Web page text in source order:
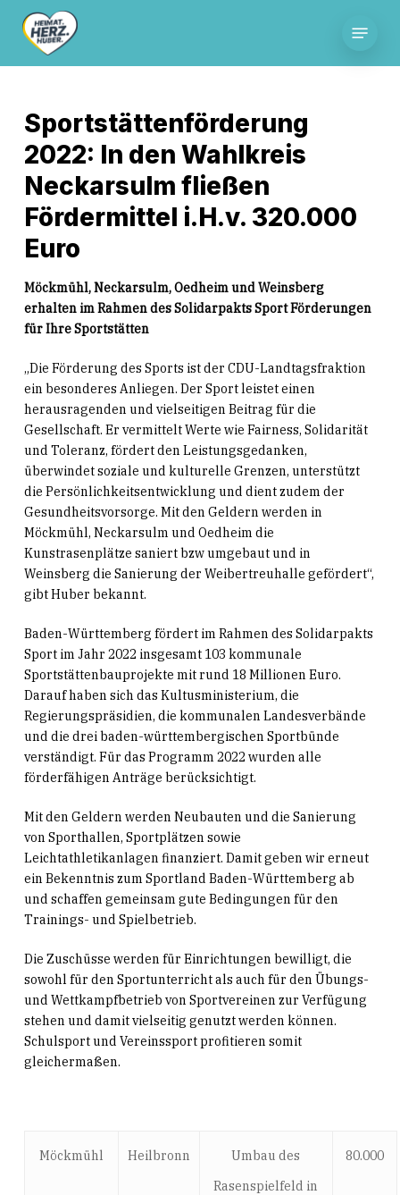
content
Sportstättenförderung
2022: In den Wahlkreis
Neckarsulm fließen
Fördermittel i.H.v. 320.000
Euro
Möckmühl, Neckarsulm, Oedheim und Weinsberg
erhalten im Rahmen des Solidarpakts Sport Förderungen
für Ihre Sportstätten
„Die Förderung des Sports ist der CDU-Landtagsfraktion
ein besonderes Anliegen. Der Sport leistet einen
herausragenden und vielseitigen Beitrag für die
Gesellschaft. Er vermittelt Werte wie Fairness, Solidarität
und Toleranz, fördert den Leistungsgedanken,
überwindet soziale und kulturelle Grenzen, unterstützt
die Persönlichkeitsentwicklung und dient zudem der
Gesundheitsvorsorge. Mit den Geldern werden in
Möckmühl, Neckarsulm und Oedheim die
Kunstrasenplätze saniert bzw umgebaut und in
Weinsberg die Sanierung der Weibertreuhalle gefördert“,
gibt Huber bekannt.
Baden-Württemberg fördert im Rahmen des Solidarpakts
Sport im Jahr 2022 insgesamt 103 kommunale
Sportstättenbauprojekte mit rund 18 Millionen Euro.
Darauf haben sich das Kultusministerium, die
Regierungspräsidien, die kommunalen Landesverbände
und die drei baden-württembergischen Sportbünde
verständigt. Für das Programm 2022 wurden alle
förderfähigen Anträge berücksichtigt.
Mit den Geldern werden Neubauten und die Sanierung
von Sporthallen, Sportplätzen sowie
Leichtathletikanlagen finanziert. Damit geben wir erneut
ein Bekenntnis zum Sportland Baden-Württemberg ab
und schaffen gemeinsam gute Bedingungen für den
Trainings- und Spielbetrieb.
Die Zuschüsse werden für Einrichtungen bewilligt, die
sowohl für den Sportunterricht als auch für den Übungs-
und Wettkampfbetrieb von Sportvereinen zur Verfügung
stehen und damit vielseitig genutzt werden können.
Schulsport und Vereinssport profitieren somit
gleichermaßen.
Möckmühl Heilbronn
Umbau des
Rasenspielfeld in
80.000